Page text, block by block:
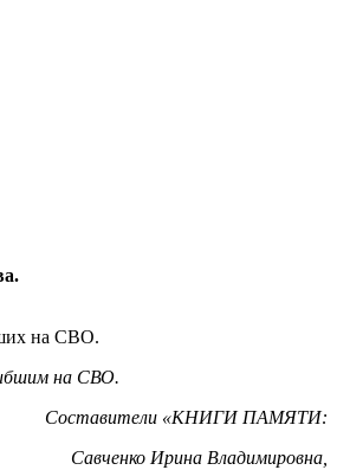
на СВО.
на СВО.
Составители «КНИГИ ПАМЯТИ:
Савченко Ирина Владимировна,